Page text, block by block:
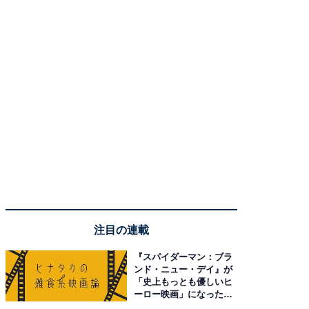
注目の連載
『スパイダーマン：ブラ
ンド・ニュー・デイ』が
「史上もっとも優しいヒ
ーロー映画」になった理